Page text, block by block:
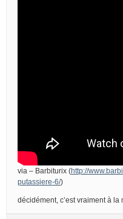
via – Barbiturix (http://
putassiere-6/)
décidément, c’est vraiment à la